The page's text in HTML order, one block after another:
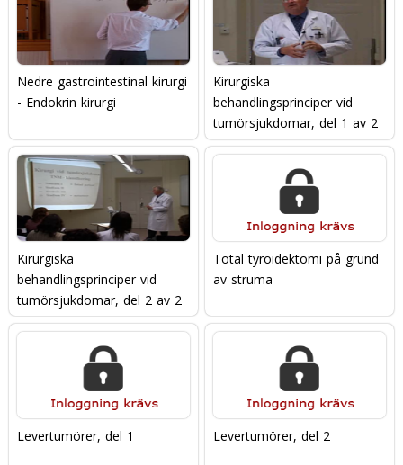
Nedre gastrointestinal kirurgi
- Endokrin kirurgi
Kirurgiska
behandlingsprinciper vid
tumörsjukdomar, del 1 av 2
Kirurgiska
behandlingsprinciper vid
tumörsjukdomar, del 2 av 2
Total tyroidektomi på grund
av struma
Levertumörer, del 1 Levertumörer, del 2